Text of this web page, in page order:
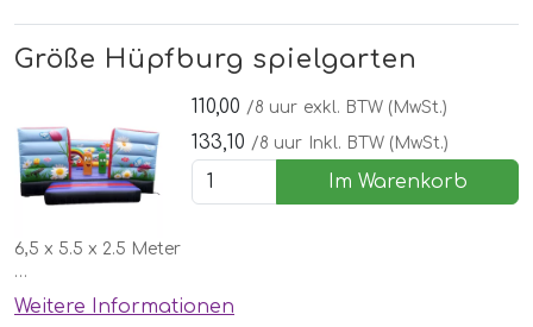
Größe Hüpfburg spielgarten
110,00 /8 uur exkl. BTW (MwSt.)
133,10 /8 uur Inkl. BTW (MwSt.)
Im Warenkorb
6,5 x 5.5 x 2.5 Meter
✅Kostenlose lieferung, aufbau und abbau in Nordhorn
🌞Inklusive schönen Wettergarantie
Weitere Informationen